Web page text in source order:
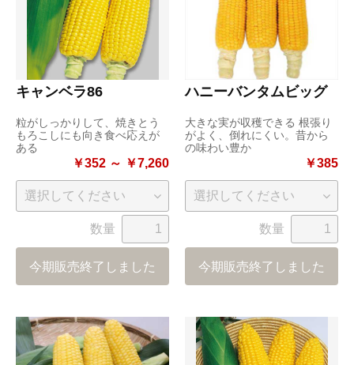
キャンベラ86
粒がしっかりして、焼きとう
もろこしにも向き食べ応えが
ある
￥352 ～ ￥7,260
数量
今期販売終了しました
ハニーバンタムビッグ
大きな実が収穫できる 根張り
がよく、倒れにくい。昔から
の味わい豊か
￥385
数量
今期販売終了しました